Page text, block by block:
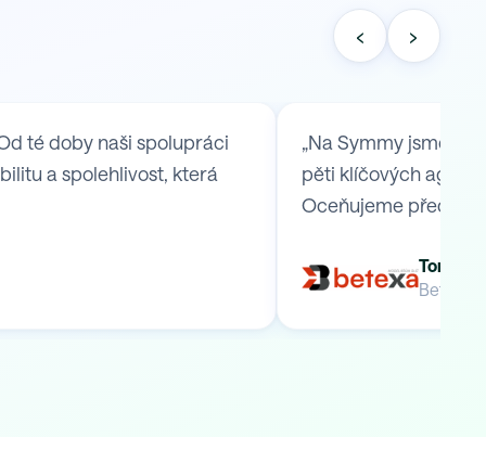
‹ ›
té doby naši spolupráci
a spolehlivost, která
„Na Symmy jsme
pěti klíčových
Oceňujeme
Tomáš
Betexa